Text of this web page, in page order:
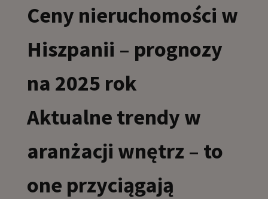
Ceny nieruchomości w
Hiszpanii – prognozy
na 2025 rok
Aktualne trendy w
aranżacji wnętrz – to
one przyciągają